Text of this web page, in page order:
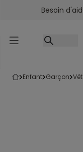
Accéder auBesoin
enfant garçon